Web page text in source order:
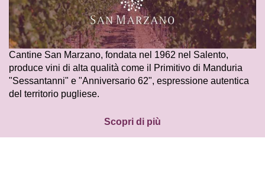
Cantine San Marzano, fondata nel 1962 nel Salento,
produce vini di alta qualità come il Primitivo di Manduria
"Sessantanni" e "Anniversario 62", espressione autentica
del territorio pugliese.
Scopri di più